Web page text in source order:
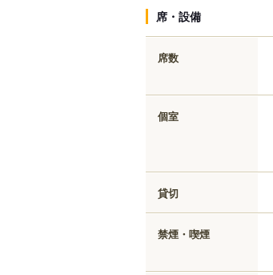
席・設備
席数
個室
貸切
禁煙・喫煙